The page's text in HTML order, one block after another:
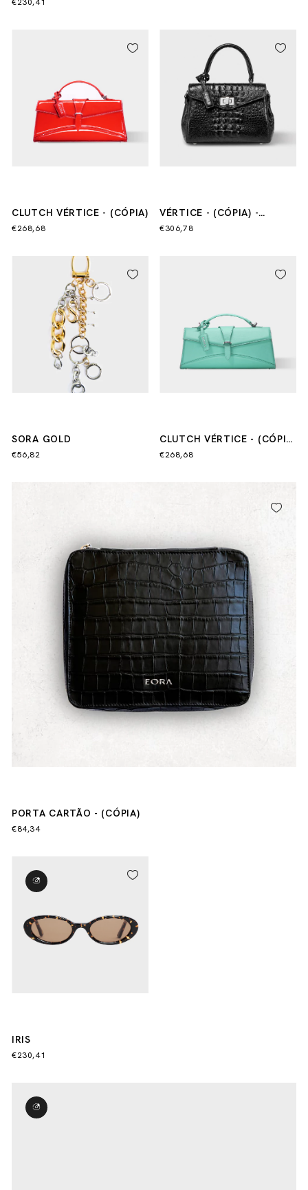
CLUTCH VÉRTICE - (CÓPIA)
€268,68
VÉRTICE - (CÓPIA) -
(CÓPIA) - (CÓPIA) - (CÓPIA)
€306,78
SORA GOLD
€56,82
CLUTCH VÉRTICE - (CÓPIA)
- (CÓPIA)
€268,68
PORTA CARTÃO - (CÓPIA)
€84,34
IRIS
€230,41